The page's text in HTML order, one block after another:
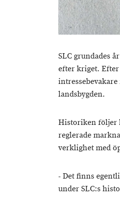
SLC grundades
efter kriget. Efter
landsbygden.
Historiken följer
reglerade
verklighet med
- Det finns
under SLC:s